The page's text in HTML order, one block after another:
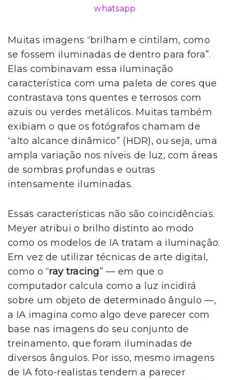
whatsapp
Muitas imagens “brilham e cintilam, como
se fossem iluminadas de dentro para fora”.
Elas combinavam essa iluminação
característica com uma paleta de cores que
contrastava tons quentes e terrosos com
azuis ou verdes metálicos. Muitas também
exibiam o que os fotógrafos chamam de
“alto alcance dinâmico” (HDR), ou seja, uma
ampla variação nos níveis de luz, com áreas
de sombras profundas e outras
intensamente iluminadas.
Essas características não são coincidências.
Meyer atribui o brilho distinto ao modo
como os modelos de IA tratam a iluminação.
Em vez de utilizar técnicas de arte digital,
como o “ray tracing” — em que o
computador calcula como a luz incidirá
sobre um objeto de determinado ângulo —,
a IA imagina como algo deve parecer com
base nas imagens do seu conjunto de
treinamento, que foram iluminadas de
diversos ângulos. Por isso, mesmo imagens
de IA foto-realistas tendem a parecer